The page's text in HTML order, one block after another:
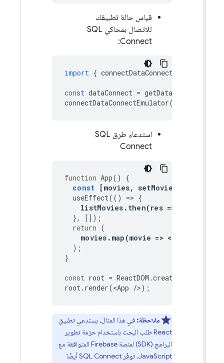
قياس حالة تطبيقك
للاتصال بمحاكيSQL
Connect
:
import { connectDataConnectEmulator
const dataConnect = getDataConnect
connectDataConnectEmulator
استدعاء طرقSQL
Connect
function App ()
const [movies, setMovies
useEffect (() =
listMovies.then(res
},
[]);
return
movies.map(movie =
const root = ReactDOM.createRoot
root.render(< App /
ملاحظة:في هذا المثال، يستدعي تطبيق
React طلب البحث باستخدام حزمة تطوير
البرامج (SDK) لمنصة Firebase المتوافقة مع
JavaScript. توفّر
SQL Connectأيضًا